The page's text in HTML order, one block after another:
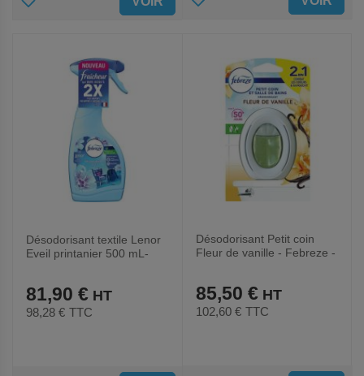
FAVORIS FAVORIS
Désodorisant textile Lenor
Eveil printanier 500 mL-
81,90 €
98,28 € TTC
Désodorisant Petit coin
Fleur de vanille - Febreze -
85,50 €
102,60 € TTC